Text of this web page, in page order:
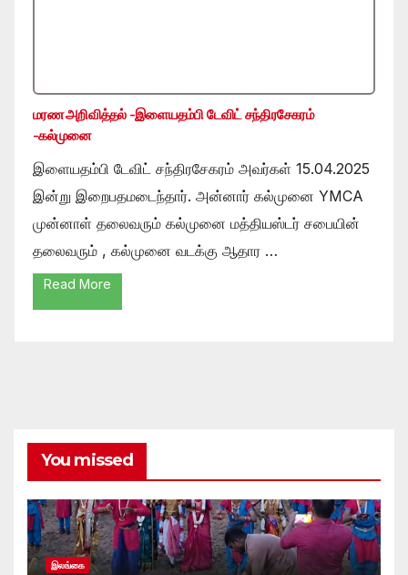
மரண அறிவித்தல் -இளையதம்பி டேவிட் சந்திரசேகரம்
-கல்முனை
இளையதம்பி டேவிட் சந்திரசேகரம் அவர்கள் 15.04.2025
இன்று இறைபதமடைந்தார். அன்னார் கல்முனை YMCA
முன்னாள் தலைவரும் கல்முனை மத்தியஸ்டர் சபையின்
தலைவரும் , கல்முனை வடக்கு ஆதார …
Read More
You missed
இலங்கை